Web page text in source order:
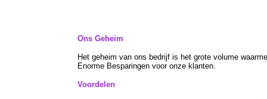
Ons Geheim
Het geheim van ons bedrijf is het grote volume
Enorme Besparingen voor onze klanten.
Voordelen